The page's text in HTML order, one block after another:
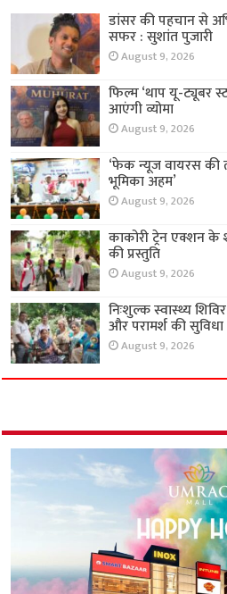
डांसर की पहचान से
सफर : सुशांत पुजारी
August 9, 2026
फिल्म ‘थाप यू-ट्यूबर
आएंगी व्योमा
August 9, 2026
‘फेक न्यूज वायरस की
भूमिका अहम’
August 9, 2026
काकोरी ट्रेन एक्शन के
की प्रस्तुति
August 9, 2026
निःशुल्क स्वास्थ्य
और परामर्श की सुविधा
August 9, 2026